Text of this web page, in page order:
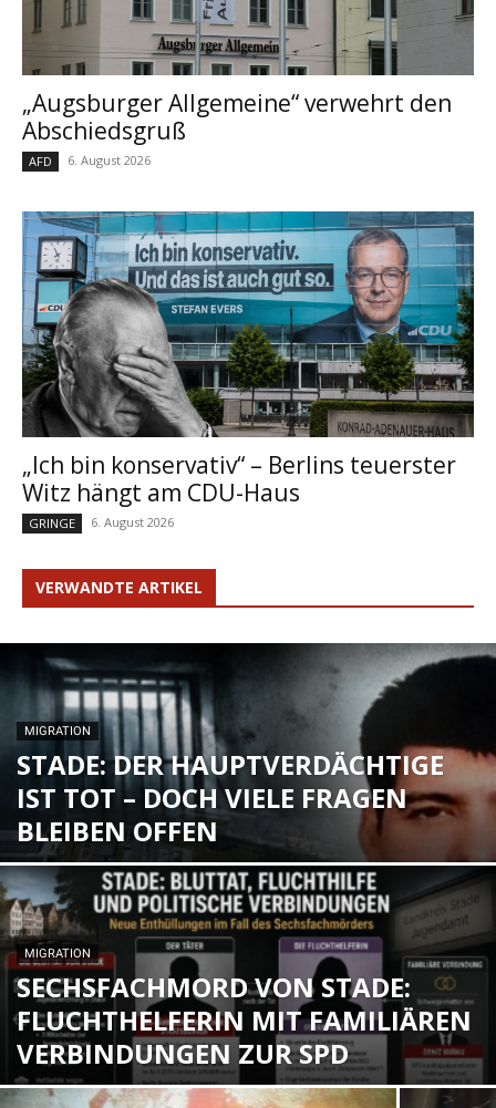
„Augsburger Allgemeine“ verwehrt den
Abschiedsgruß
AFD 6. August 2026
„Ich bin konservativ“ – Berlins teuerster
Witz hängt am CDU-Haus
GRINGE 6. August 2026
VERWANDTE ARTIKEL
MIGRATION
STADE: DER HAUPTVERDÄCHTIGE
IST TOT – DOCH VIELE FRAGEN
BLEIBEN OFFEN
MIGRATION
SECHSFACHMORD VON STADE:
FLUCHTHELFERIN MIT FAMILIÄREN
VERBINDUNGEN ZUR SPD